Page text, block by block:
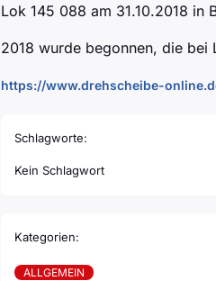
Lok 145 088 am 31.10.2018 in
2018 wurde begonnen, die bei
https://www.drehscheibe-
Schlagworte:
Kein Schlagwort
Kategorien:
ALLGEMEIN